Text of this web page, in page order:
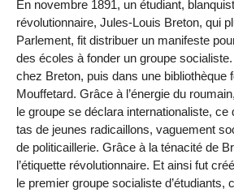
En novembre 1891, un étudiant,
révolutionnaire, Jules-Louis Breton, qui
Parlement, fit distribuer un manifeste
des écoles à fonder un groupe
chez Breton, puis dans une bibliothèque
Mouffetard. Grâce à l’énergie du
le groupe se déclara internationaliste, ce
tas de jeunes radicaillons, vaguement
de politicaillerie. Grâce à la ténacité de
l’étiquette révolutionnaire. Et ainsi fut
le premier groupe socialiste d’étudiants,